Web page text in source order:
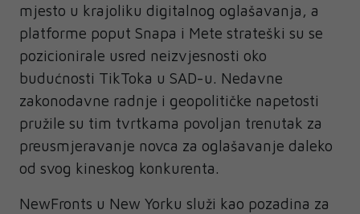
mjesto u krajoliku digitalnog oglašavanja, a
platforme poput Snapa i Mete strateški su se
pozicionirale usred neizvjesnosti oko
budućnosti TikToka u SAD-u. Nedavne
zakonodavne radnje i geopolitičke napetosti
pružile su tim tvrtkama povoljan trenutak za
preusmjeravanje novca za oglašavanje daleko
od svog kineskog konkurenta.
NewFronts u New Yorku služi kao pozadina za